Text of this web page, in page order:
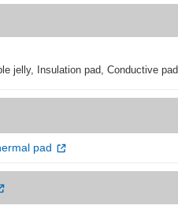
jelly, Insulation pad, Conductive pad
pad